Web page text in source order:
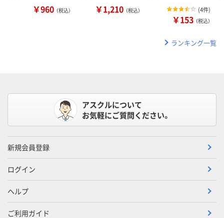
￥960 （税込） ￥1,210 （税込）
(4件)
￥153 （税込）
ランキング一覧
アスクルについて
お気軽にご質問ください。
新規会員登録
ログイン
ヘルプ
ご利用ガイド